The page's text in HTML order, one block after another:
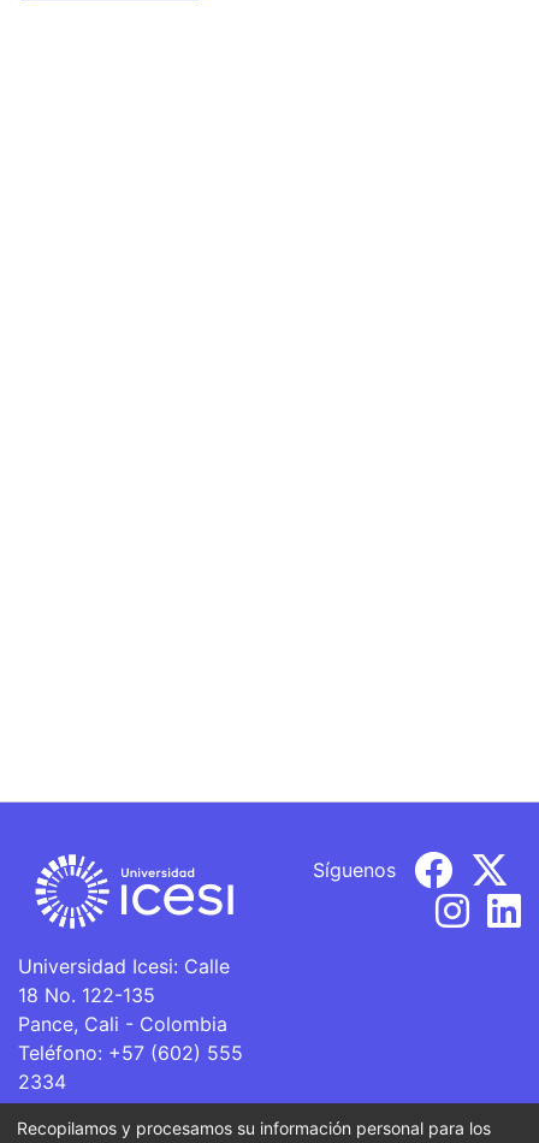
Universidad Icesi: Calle
18 No. 122-135
Pance, Cali - Colombia
Teléfono: +57 (602) 555
2334
ventanillaunica@icesi.edu.co
Síguenos
Recopilamos y procesamos su información personal para los